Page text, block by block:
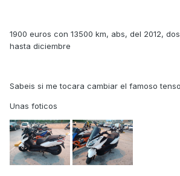
1900 euros con 13500 km, abs, del 2012,
hasta diciembre
Sabeis si me tocara cambiar el famoso
Unas foticos